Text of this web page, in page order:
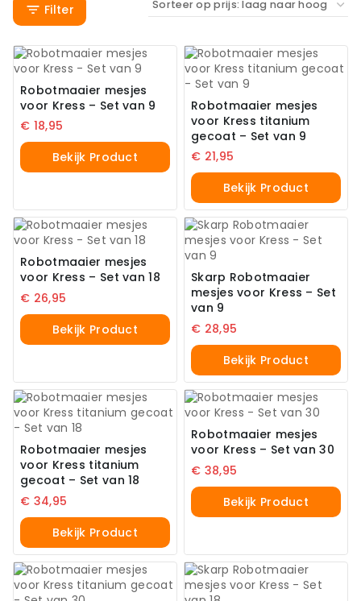
Filter
Robotmaaier mesjes
voor Kress – Set van 9
€ 18,95
Bekijk Product
Robotmaaier mesjes
voor Kress titanium
gecoat – Set van 9
€ 21,95
Bekijk Product
Robotmaaier mesjes
voor Kress – Set van 18
€ 26,95
Bekijk Product
Skarp Robotmaaier
mesjes voor Kress – Set
van 9
€ 28,95
Bekijk Product
Robotmaaier mesjes
voor Kress titanium
gecoat – Set van 18
€ 34,95
Bekijk Product
Robotmaaier mesjes
voor Kress – Set van 30
€ 38,95
Bekijk Product